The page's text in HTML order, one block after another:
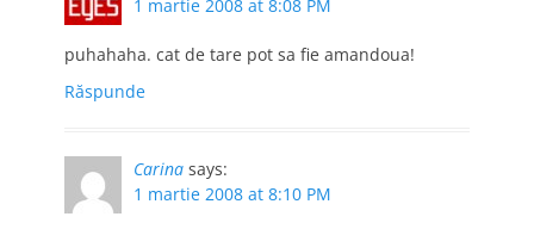
1 martie 2008 at 8:08 PM
puhahaha. cat de tare pot sa fie amandoua!
Răspunde
Carina says:
1 martie 2008 at 8:10 PM